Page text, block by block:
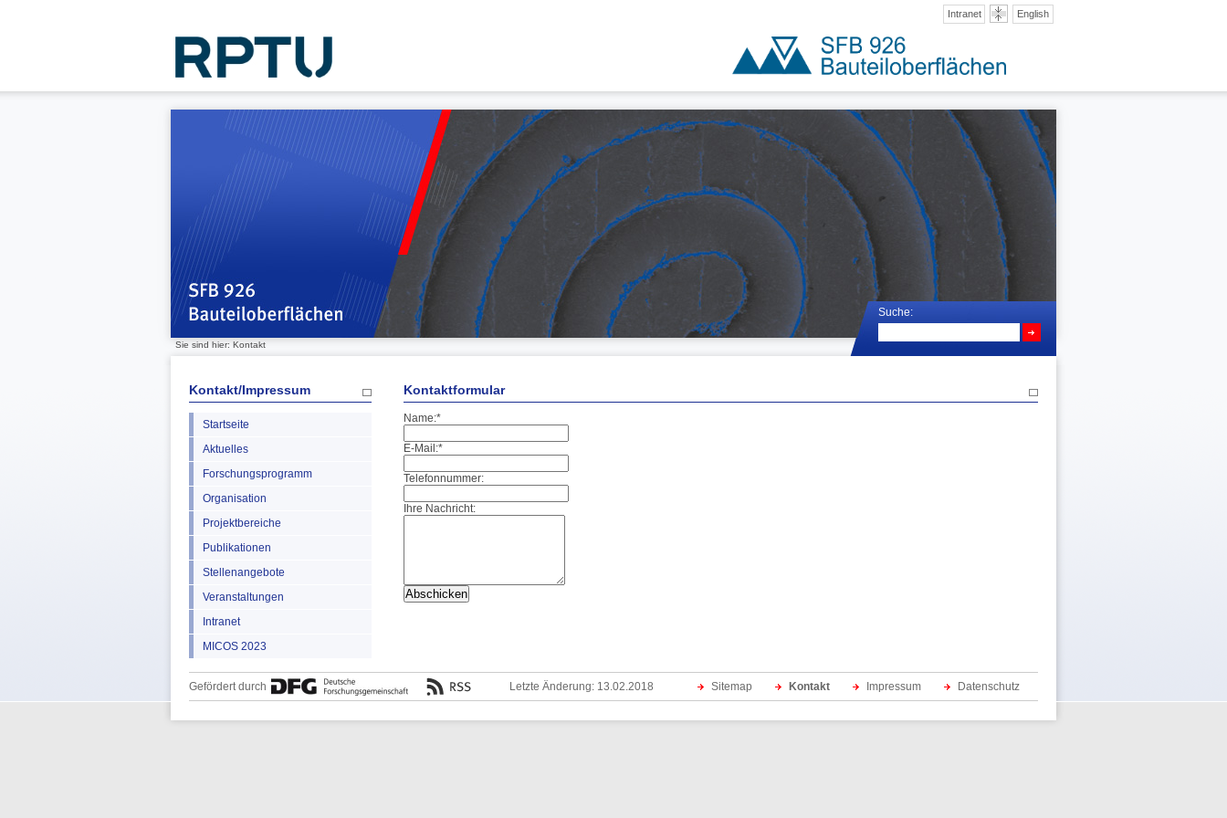
English
Intranet
Suche:
Sie sind hier: Kontakt
Kontakt/Impressum
Startseite
Aktuelles
Forschungsprogramm
Organisation
Projektbereiche
Publikationen
Stellenangebote
Veranstaltungen
Intranet
MICOS 2023
Kontaktformular
Name:*
E-Mail:*
Telefonnummer:
Ihre Nachricht:
Gefördert durch Sitemap Kontakt Impressum Datenschutz
Letzte Änderung: 13.02.2018